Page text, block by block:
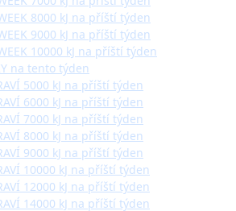
8000 kJ na příští týden
9000 kJ na příští týden
10000 kJ na příští týden
na tento týden
5000 kJ na příští týden
6000 kJ na příští týden
7000 kJ na příští týden
8000 kJ na příští týden
9000 kJ na příští týden
10000 kJ na příští týden
12000 kJ na příští týden
14000 kJ na příští týden